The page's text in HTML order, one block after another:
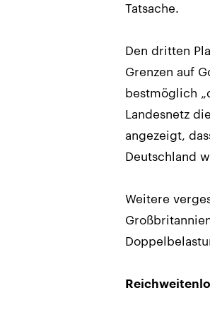
Tatsache.
Den dritten
Grenzen auf
bestmöglich
Landesnetz
angezeigt,
Deutschland
Weitere